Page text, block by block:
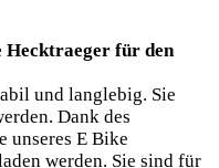
für den
und langlebig. Sie
Dank des
unseres E Bike
werden. Sie sind für